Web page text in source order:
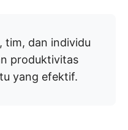
tim, dan individu
produktivitas
yang efektif.